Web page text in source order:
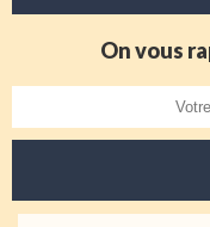
On vous